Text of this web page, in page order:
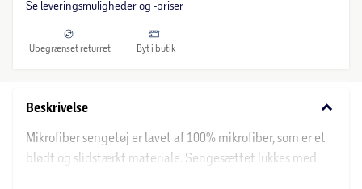
Se leveringsmuligheder og -priser
Ubegrænset returret Byt i butik
Beskrivelse keyboard_arrow_down
Mikrofiber sengetøj er lavet af 100% mikrofiber, som er et
blødt og slidstærkt materiale. Sengesættet lukkes med